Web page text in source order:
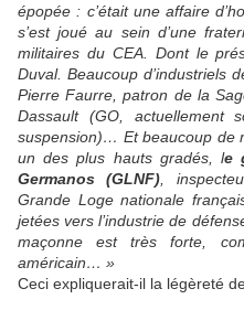
épopée : c’était une affaire
s’est joué au sein d’une
militaires du CEA. Dont le
Duval. Beaucoup d’industriels
Pierre Faurre, patron de la
Dassault (GO, actuellement
suspension)… Et beaucoup de
un des plus hauts gradés, le
Germanos (GLNF) ,
Grande Loge nationale
jetées vers l’industrie de
maçonne est très forte,
américain… »
Ceci expliquerait-il la légèreté